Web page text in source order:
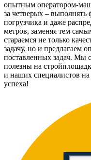
опытным оператором-
за четверых – выполнять
погрузчика и даже
метров, заменяя тем
стараемся не только
задачу, но и предлагаем
поставленных задач. Мы
полезны на
и наших специалистов
успеха!